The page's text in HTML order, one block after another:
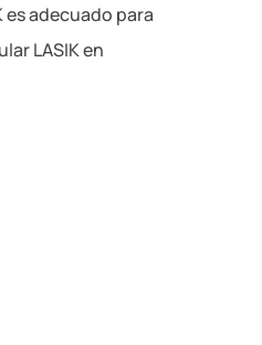
es adecuado para
LASIK en